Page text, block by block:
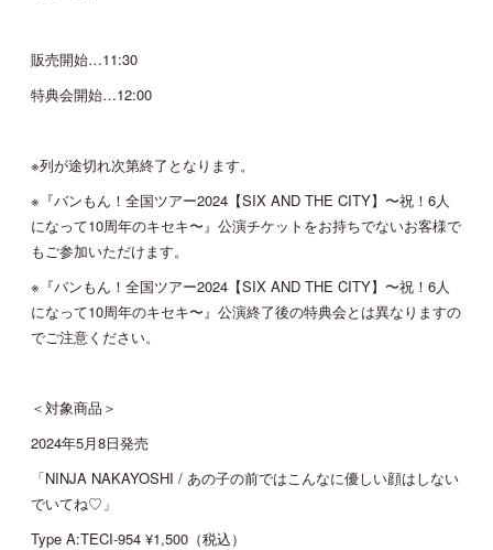
TICKET
MAIL MAGAZINE
BIRTHDAY MAIL
販売開始…11:30
特典会開始…12:00
※列が途切れ次第終了となります。
※『バンもん！全国ツアー2024【SIX AND THE CITY】〜祝！6人
になって10周年のキセキ〜』公演チケットをお持ちでないお客様で
もご参加いただけます。
※『バンもん！全国ツアー2024【SIX AND THE CITY】〜祝！6人
になって10周年のキセキ〜』公演終了後の特典会とは異なりますの
でご注意ください。
＜対象商品＞
2024年5月8日発売
「NINJA NAKAYOSHI / あの子の前ではこんなに優しい顔はしない
でいてね♡」
Type A:TECI-954 ¥1,500（税込）